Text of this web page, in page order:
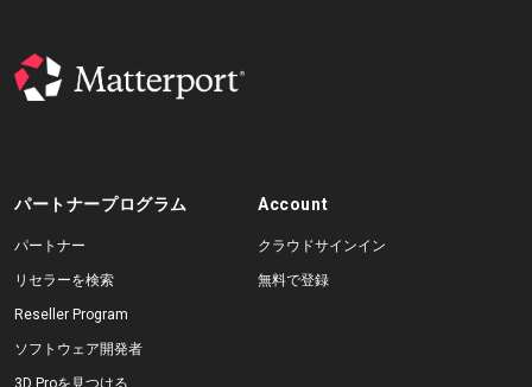
パートナープログラム
パートナー
リセラーを検索
Reseller Program
ソフトウェア開発者
3D Proを見つける
Account
クラウドサインイン
無料で登録